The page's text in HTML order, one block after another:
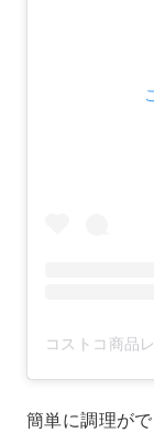
簡単に調理が